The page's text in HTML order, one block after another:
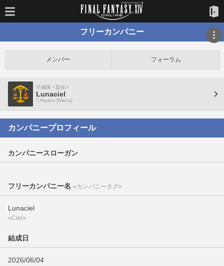
フリーカンパニー
メンバー フォーラム
不滅隊 <盟友>
Lunaciel
Hades [Mana]
カンパニープロフィール
カンパニースローガン
フリーカンパニー名 «カンパニータグ»
Lunaciel
«Ciel»
結成日
2026/06/04